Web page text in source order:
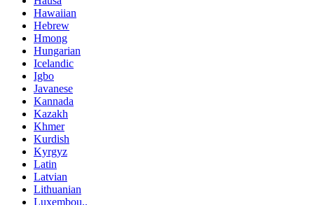
Hawaiian
Hebrew
Hmong
Hungarian
Icelandic
Igbo
Javanese
Kannada
Kazakh
Khmer
Kurdish
Kyrgyz
Latin
Latvian
Lithuanian
Luxembou..